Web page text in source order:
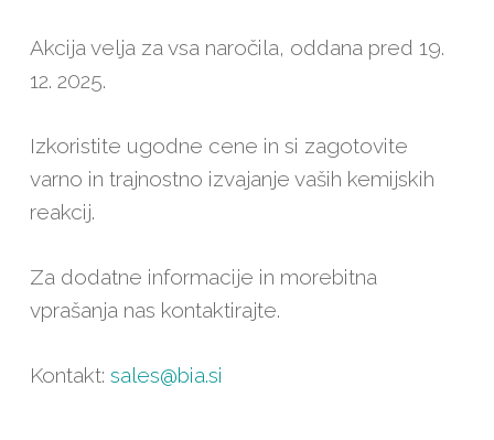
Akcija velja za vsa naročila, oddana pred 19.
12. 2025.
Izkoristite ugodne cene in si zagotovite
varno in trajnostno izvajanje vaših kemijskih
reakcij.
Za dodatne informacije in morebitna
vprašanja nas kontaktirajte.
Kontakt: sales@bia.si